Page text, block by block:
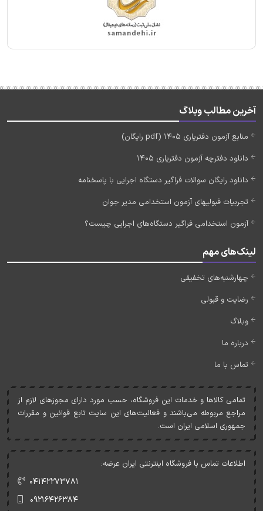
آخرین مطالب وبلاگ
منابع آزمون دفتریاری 1405 (pdf رایگان)
دانلود دفترچه آزمون دفتریاری 1405
دانلود رایگان سوالات فراگیر دستگاه اجرایی با پاسخنامه
تجربیات قبولیهای آزمون استخدامی مدیر جوان
آزمون استخدامی فراگیر دستگاه‌های اجرایی چیست؟
لینک‌های مهم
چهارشنبه‌های تخفیفی
رضایت و قبولی
وبلاگ
درباره ما
تماس با ما
تمامی کالاها و خدمات اين فروشگاه، حسب مورد دارای مجوزهای لازم از
مراجع مربوطه می‌باشند و فعاليت‌های اين سايت تابع قوانين و مقررات
جمهوری اسلامی ايران است.
اطلاعات تماس با فروشگاه اینترنتی ایران عرضه:
۰۴۱۴۲۲۷۳۷۸۱
۰۹۲۱۶۴۲۶۳۸۴